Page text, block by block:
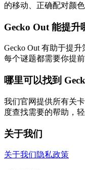
的移动、正确配对颜
Gecko Out 能提升
Gecko Out 有助于提
每个谜题都需要你提
哪里可以找到
我们官网提供所有关
度查找需要的帮助，
关于我们
关于我们隐私政策